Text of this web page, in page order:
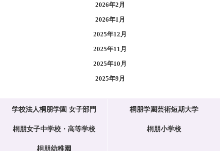
2026年2月
2026年1月
2025年12月
2025年11月
2025年10月
2025年9月
学校法人桐朋学園 女子部門 桐朋学園芸術短期大学
桐朋女子中学校・高等学校 桐朋小学校
桐朋幼稚園